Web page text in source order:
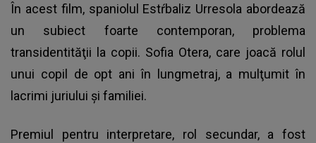
În acest film, spaniolul Estŕbaliz Urresola abordează
un subiect foarte contemporan, problema
transidentităţii la copii. Sofia Otera, care joacă rolul
unui copil de opt ani în lungmetraj, a mulţumit în
lacrimi juriului şi familiei.
Premiul pentru interpretare, rol secundar, a fost